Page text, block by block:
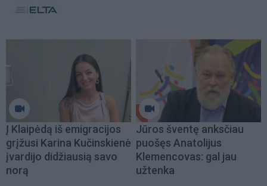
Į Klaipėdą iš emigracijos
grįžusi Karina Kučinskienė
įvardijo didžiausią savo
norą
Jūros šventę anksčiau
puošęs Anatolijus
Klemencovas: gal jau
užtenka